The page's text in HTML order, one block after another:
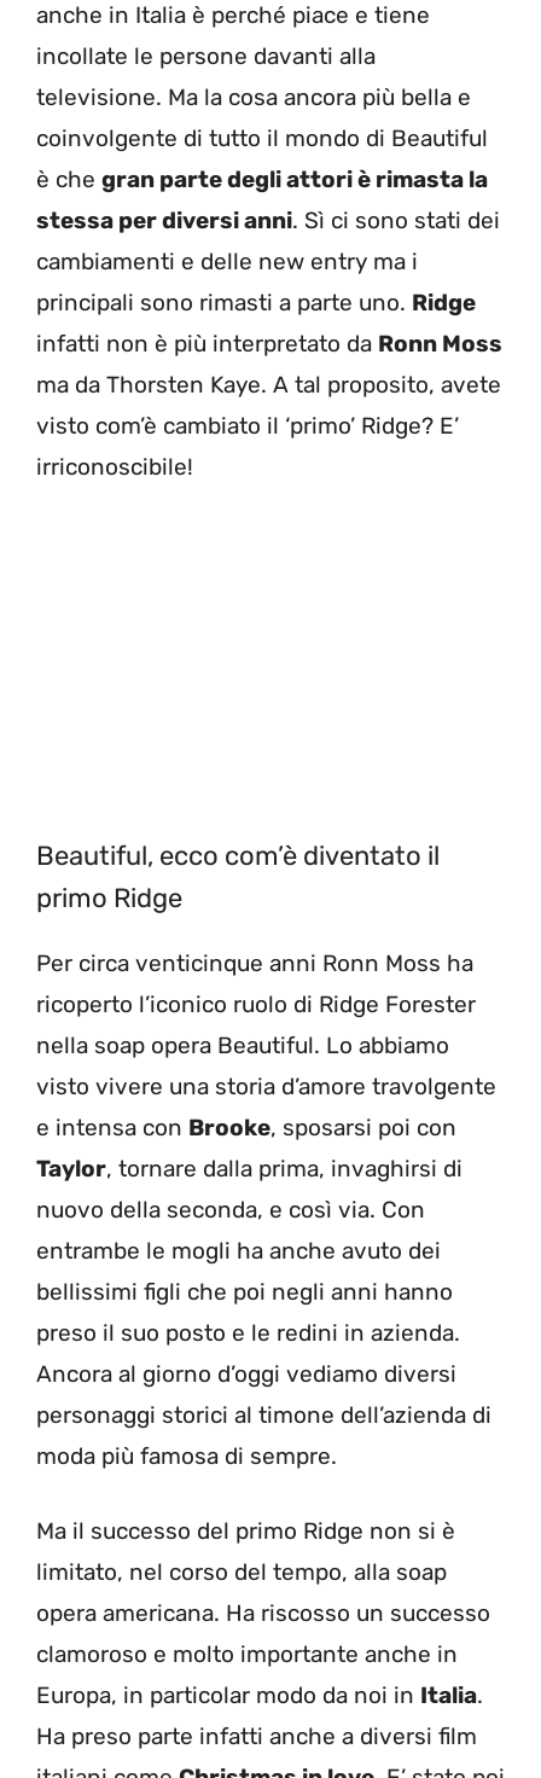
anche in Italia è perché piace e tiene
incollate le persone davanti alla
televisione. Ma la cosa ancora più bella e
coinvolgente di tutto il mondo di Beautiful
è che gran parte degli attori è rimasta la
stessa per diversi anni. Sì ci sono stati dei
cambiamenti e delle new entry ma i
principali sono rimasti a parte uno. Ridge
infatti non è più interpretato da Ronn Moss
ma da Thorsten Kaye. A tal proposito, avete
visto com’è cambiato il ‘primo’ Ridge? E’
irriconoscibile!
Beautiful, ecco com’è diventato il
primo Ridge
Per circa venticinque anni Ronn Moss ha
ricoperto l’iconico ruolo di Ridge Forester
nella soap opera Beautiful. Lo abbiamo
visto vivere una storia d’amore travolgente
e intensa con Brooke, sposarsi poi con
Taylor, tornare dalla prima, invaghirsi di
nuovo della seconda, e così via. Con
entrambe le mogli ha anche avuto dei
bellissimi figli che poi negli anni hanno
preso il suo posto e le redini in azienda.
Ancora al giorno d’oggi vediamo diversi
personaggi storici al timone dell’azienda di
moda più famosa di sempre.
Ma il successo del primo Ridge non si è
limitato, nel corso del tempo, alla soap
opera americana. Ha riscosso un successo
clamoroso e molto importante anche in
Europa, in particolar modo da noi in Italia.
Ha preso parte infatti anche a diversi film